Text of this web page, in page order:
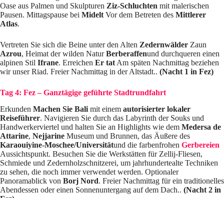
Oase aus Palmen und Skulpturen Ziz-Schluchten mit malerischen
Pausen. Mittagspause bei Midelt Vor dem Betreten des Mittlerer
Atlas.
Vertreten Sie sich die Beine unter den Alten Zedernwälder Zaun
Azrou, Heimat der wilden NaturBerberaffenund durchqueren einen
alpinen Stil Ifrane. Erreichen Er tat Am späten Nachmittag beziehen
wir unser Riad. Freier Nachmittag in der Altstadt.. (Nacht 1 in Fez)
Tag 4: Fez – Ganztägige geführte Stadtrundfahrt
Erkunden Machen Sie Bali mit einem autorisierter lokaler
Reiseführer. Navigieren Sie durch das Labyrinth der Souks und
Handwerkerviertel und halten Sie an Highlights wie dem Medersa de
Attarine, Nejjarine Museum und Brunnen, das Äußere des
Karaouiyine-Moschee/Universitätund die farbenfrohen Gerbereien
Aussichtspunkt. Besuchen Sie die Werkstätten für Zellij-Fliesen,
Schmiede und Zedernholzschnitzerei, um jahrhundertealte Techniken
zu sehen, die noch immer verwendet werden. Optionaler
Panoramablick von Borj Nord. Freier Nachmittag für ein traditionelles
Abendessen oder einen Sonnenuntergang auf dem Dach.. (Nacht 2 in